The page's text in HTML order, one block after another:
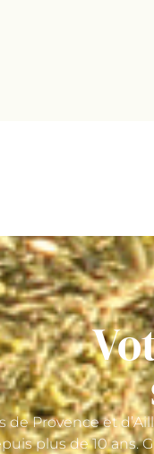
de Provence et
plus de 10 ans.